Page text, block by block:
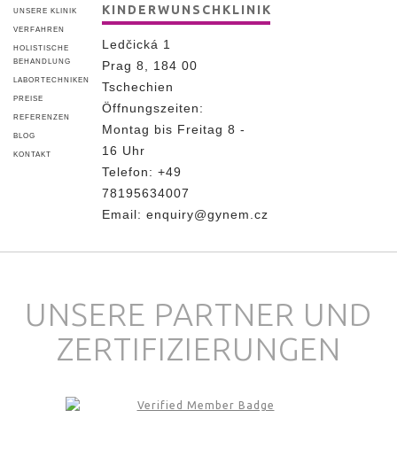
UNSERE KLINIK
VERFAHREN
HOLISTISCHE
BEHANDLUNG
LABORTECHNIKEN
PREISE
REFERENZEN
BLOG
KONTAKT
KINDERWUNSCHKLINIK
Ledčická 1
Prag 8, 184 00
Tschechien
Öffnungszeiten:
Montag bis Freitag 8 -
16 Uhr
Telefon: +49
78195634007
Email: enquiry@gynem.cz
UNSERE PARTNER UND
ZERTIFIZIERUNGEN